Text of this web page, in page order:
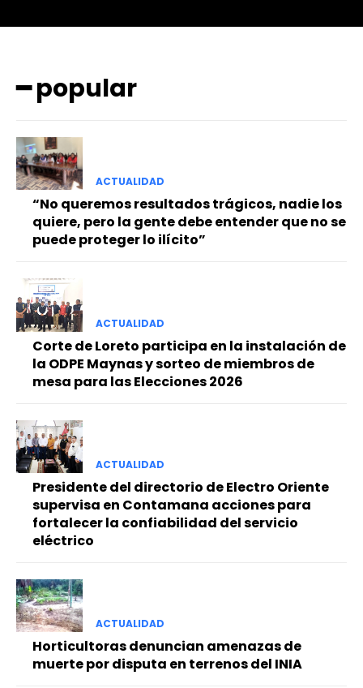
━ popular
ACTUALIDAD
“No queremos resultados trágicos, nadie los
quiere, pero la gente debe entender que no se
puede proteger lo ilícito”
ACTUALIDAD
Corte de Loreto participa en la instalación de
la ODPE Maynas y sorteo de miembros de
mesa para las Elecciones 2026
ACTUALIDAD
Presidente del directorio de Electro Oriente
supervisa en Contamana acciones para
fortalecer la confiabilidad del servicio
eléctrico
ACTUALIDAD
Horticultoras denuncian amenazas de
muerte por disputa en terrenos del INIA